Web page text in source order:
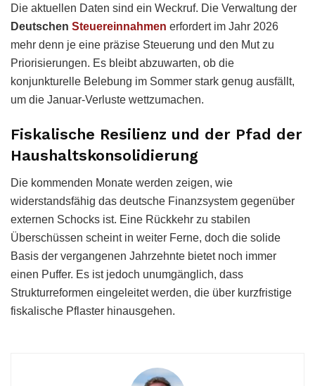
Die aktuellen Daten sind ein Weckruf. Die Verwaltung der
Deutschen Steuereinnahmen erfordert im Jahr 2026
mehr denn je eine präzise Steuerung und den Mut zu
Priorisierungen. Es bleibt abzuwarten, ob die
konjunkturelle Belebung im Sommer stark genug ausfällt,
um die Januar-Verluste wettzumachen.
Fiskalische Resilienz und der Pfad der
Haushaltskonsolidierung
Die kommenden Monate werden zeigen, wie
widerstandsfähig das deutsche Finanzsystem gegenüber
externen Schocks ist. Eine Rückkehr zu stabilen
Überschüssen scheint in weiter Ferne, doch die solide
Basis der vergangenen Jahrzehnte bietet noch immer
einen Puffer. Es ist jedoch unumgänglich, dass
Strukturreformen eingeleitet werden, die über kurzfristige
fiskalische Pflaster hinausgehen.